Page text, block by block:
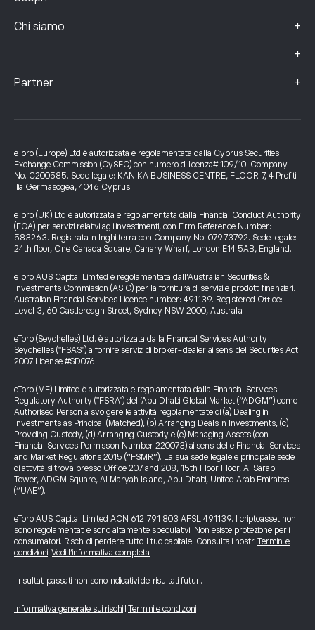
Chi siamo +
+
Partner +
eToro (Europe) Ltd è autorizzata e regolamentata dalla Cyprus Securities
Exchange Commission (CySEC) con numero di licenza# 109/10. Company
No. C200585. Sede legale: KANIKA BUSINESS CENTRE, FLOOR 7, 4 Profiti
Ilia Germasogeia, 4046 Cyprus
eToro (UK) Ltd è autorizzata e regolamentata dalla Financial Conduct Authority
(FCA) per servizi relativi agli investimenti, con Firm Reference Number:
583263. Registrata in Inghilterra con Company No. 07973792. Sede legale:
24th floor, One Canada Square, Canary Wharf, London E14 5AB, England.
eToro AUS Capital Limited è regolamentata dall’Australian Securities &
Investments Commission (ASIC) per la fornitura di servizi e prodotti finanziari.
Australian Financial Services Licence number: 491139. Registered Office:
Level 3, 60 Castlereagh Street, Sydney NSW 2000, Australia
eToro (Seychelles) Ltd. è autorizzata dalla Financial Services Authority
Seychelles ("FSAS") a fornire servizi di broker-dealer ai sensi del Securities Act
2007 License #SD076
eToro (ME) Limited è autorizzata e regolamentata dalla Financial Services
Regulatory Authority ("FSRA") dell’Abu Dhabi Global Market (“ADGM”) come
Authorised Person a svolgere le attività regolamentate di (a) Dealing in
Investments as Principal (Matched), (b) Arranging Deals in Investments, (c)
Providing Custody, (d) Arranging Custody e (e) Managing Assets (con
Financial Services Permission Number 220073) ai sensi delle Financial Services
and Market Regulations 2015 (“FSMR”). La sua sede legale e principale sede
di attività si trova presso Office 207 and 208, 15th Floor Floor, Al Sarab
Tower, ADGM Square, Al Maryah Island, Abu Dhabi, United Arab Emirates
(“UAE”).
eToro AUS Capital Limited ACN 612 791 803 AFSL 491139. I criptoasset non
sono regolamentati e sono altamente speculativi. Non esiste protezione per i
consumatori. Rischi di perdere tutto il tuo capitale. Consulta i nostri Termini e
condizioni.Vedi l’informativa completa
I risultati passati non sono indicativi dei risultati futuri.
Informativa generale sui rischi Termini e condizioni